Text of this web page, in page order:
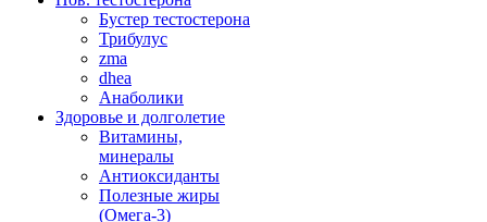
Бустер тестостерона
Трибулус
zma
dhea
Анаболики
Здоровье и долголетие
Витамины,
минералы
Антиоксиданты
Полезные жиры
(Омега-3)